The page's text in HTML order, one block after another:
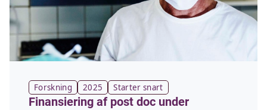
Forskning 2025 Starter snart
Finansiering af post doc under